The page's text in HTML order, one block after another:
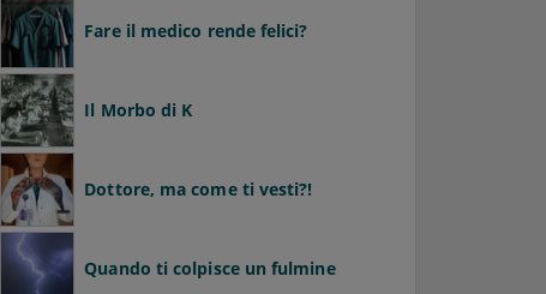
Fare il medico rende felici?
Il Morbo di K
Dottore, ma come ti vesti?!
Quando ti colpisce un fulmine